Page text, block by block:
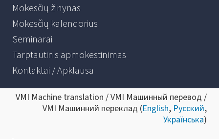
Mokesčių žinynas
Mokesčių kalendorius
Seminarai
Tarptautinis apmokestinimas
Kontaktai / Apklausa
VMI Machine translation / VMI Машинный перевод /
VMI Машинний переклад (English, Русский,
Українська)